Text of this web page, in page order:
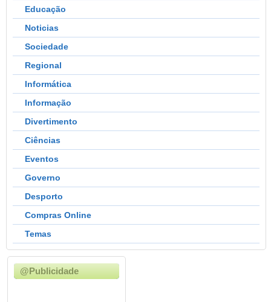
Educação
Noticias
Sociedade
Regional
Informática
Informação
Divertimento
Ciências
Eventos
Governo
Desporto
Compras Online
Temas
@Publicidade